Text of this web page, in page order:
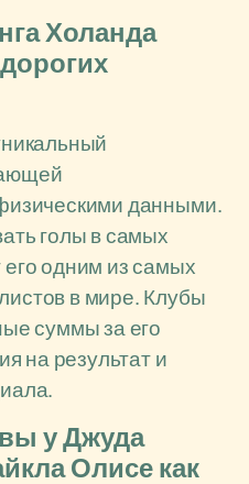
Холанда
данными.
голы в самых
одним из самых
в мире. Клубы
суммы за его
на результат и
у Джуда
Олисе как